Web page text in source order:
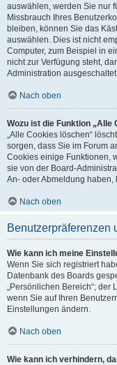
auswählen, werden Sie nur
Missbrauch Ihres
bleiben, können Sie das
auswählen. Dies ist nicht
Computer, zum Beispiel in
nicht zur Verfügung steht,
Administration
Nach oben
Wozu ist die Funktion „Alle
„Alle Cookies löschen“
sorgen, dass Sie im Forum
Cookies einige Funktionen,
sie von der Board-
An- oder Abmeldung
Nach oben
Benutzerpräferenzen
Wie kann ich meine
Wenn Sie sich registriert
Datenbank des Boards
„Persönlichen Bereich“; der
wenn Sie auf Ihren
Einstellungen ändern.
Nach oben
Wie kann ich verhindern,